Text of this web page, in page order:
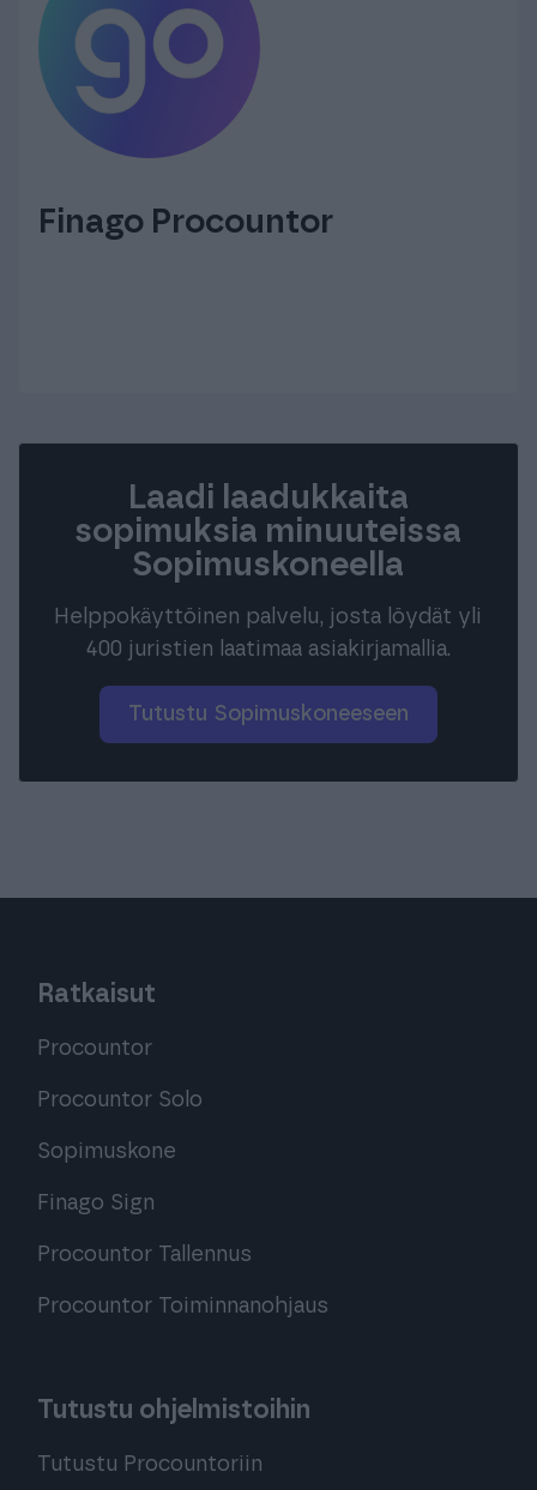
Finago Procountor
Laadi laadukkaita
sopimuksia minuuteissa
Sopimuskoneella
Helppokäyttöinen palvelu, josta löydät yli
400 juristien laatimaa asiakirjamallia.
Tutustu Sopimuskoneeseen
Ratkaisut
Procountor
Procountor Solo
Sopimuskone
Finago Sign
Procountor Tallennus
Procountor Toiminnanohjaus
Tutustu ohjelmistoihin
Tutustu Procountoriin